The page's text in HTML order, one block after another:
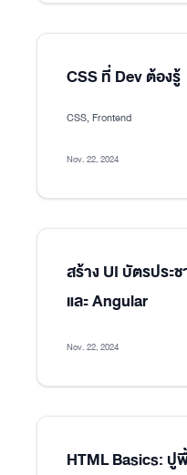
CSS ที่ Dev ต้องรู้
CSS, Frontend
Nov. 22, 2024
สร้าง UI บัตรประ
และ Angular
Nov. 22, 2024
HTML Basics: ปู